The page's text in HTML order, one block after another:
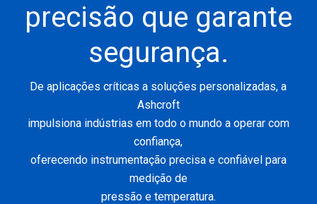
precisão que garante
segurança.
De aplicações críticas a soluções personalizadas, a
Ashcroft
impulsiona indústrias em todo o mundo a operar com
confiança,
oferecendo instrumentação precisa e confiável para
medição de
pressão e temperatura.